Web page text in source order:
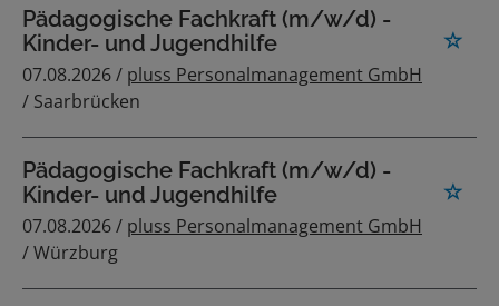
Pädagogische Fachkraft (m/w/d) -
Kinder- und Jugendhilfe
07.08.2026 / pluss Personalmanagement GmbH
/ Saarbrücken
Pädagogische Fachkraft (m/w/d) -
Kinder- und Jugendhilfe
07.08.2026 / pluss Personalmanagement GmbH
/ Würzburg